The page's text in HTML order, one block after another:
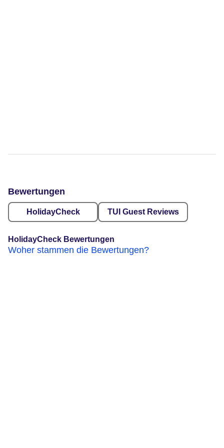
Bewertungen
HolidayCheck TUI Guest Reviews
HolidayCheck Bewertungen
Woher stammen die Bewertungen?